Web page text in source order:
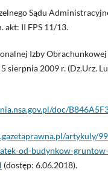
Sądu
akt: II FPS 11/13.
Izby
sierpnia 2009 r. (Dz.Urz.
doc/
artykuly/
od-budynkow-
(dostęp: 6.06.2018).